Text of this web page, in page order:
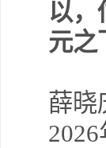
以，
元之
薛晓
2026